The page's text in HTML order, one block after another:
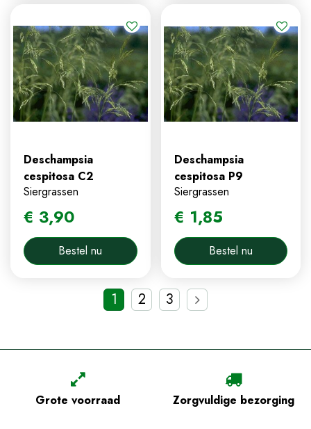
Deschampsia
cespitosa C2
Siergrassen
€ 3,90
Bestel nu
Deschampsia
cespitosa P9
Siergrassen
€ 1,85
Bestel nu
1 2 3
Grote voorraad Zorgvuldige bezorging